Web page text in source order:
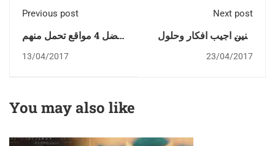
Previous post
أفضل 4 مواقع تحمل منهم
موسيقي تصويرية
13/04/2017
Next post
منين اجيب افكار وحلول
للكريتف بلوك + مفاجأة
23/04/2017
You may also like